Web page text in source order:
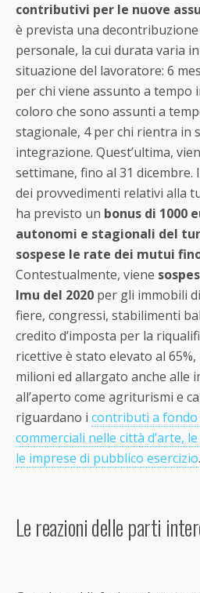
contributivi per le nuove
è prevista una decontribuzione
personale, la cui durata varia
situazione del lavoratore: 6
per chi viene assunto a tempo
coloro che sono assunti a
stagionale, 4 per chi rientra in
integrazione. Quest’ultima,
settimane, fino al 31 dicembre.
dei provvedimenti relativi alla
ha previsto un bonus di 1000
autonomi e stagionali del
sospese le rate dei mutui
Contestualmente, viene
Imu del 2020 per gli immobili
fiere, congressi, stabilimenti
credito d’imposta per la
ricettive è stato elevato al
milioni ed allargato anche alle
all’aperto come agriturismi e
riguardano i contributi a
commerciali nelle città d’arte,
le imprese di pubblico esercizio.
Le reazioni delle parti